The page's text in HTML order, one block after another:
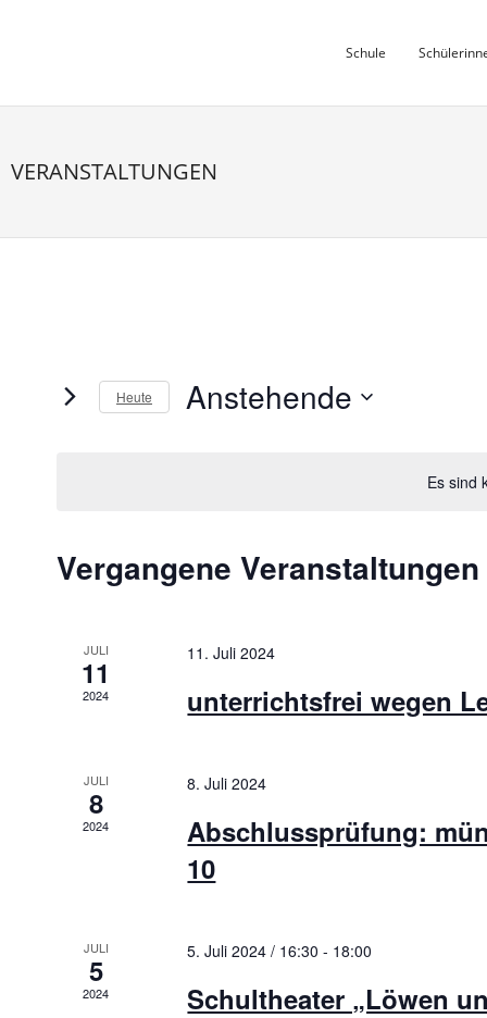
Schule
VERANSTALTUNGEN
Es sind
Heute Anstehende
ä
n
Vergangene Veranstaltungen
JULI
11
2024
11. Juli 2024
unterrichtsfrei wegen
JULI
8
2024
8. Juli 2024
Abschlussprüfung:
10
JULI
5
2024
5. Juli 2024 / 16:30 - 18:00
Schultheater „Löwen